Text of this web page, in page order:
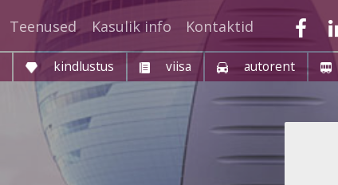
Teenused Kasulik info Kontaktid
kindlustus viisa autorent